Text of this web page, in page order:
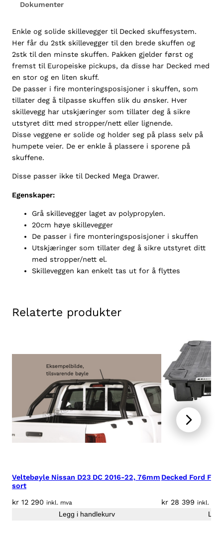
a
e
r
d
i
i
d
e
r
s
,
W
d
/
N
w
t
Dokumenter
Enkle og solide skillevegger til Decked skuffesystem.
Her får du 2stk skillevegger til den brede skuffen og
2stk til den minste skuffen. Pakken gjelder først og
fremst til Europeiske pickups, da disse har Decked med
en stor og en liten skuff.
De passer i fire monteringsposisjoner i skuffen, som
tillater deg å tilpasse skuffen slik du ønsker. Hver
skillevegg har utskjæringer som tillater deg å sikre
utstyret ditt med stropper/nett eller lignende.
Disse veggene er solide og holder seg på plass selv på
humpete veier. De er enkle å plassere i sporene på
skuffene.
Disse passer ikke til Decked Mega Drawer.
Egenskaper:
Grå skillevegger laget av polypropylen.
20cm høye skillevegger
De passer i fire monteringsposisjoner i skuffen
Utskjæringer som tillater deg å sikre utstyret ditt
med stropper/nett el.
Skilleveggen kan enkelt tas ut for å flyttes
Relaterte produkter
Veltebøyle Nissan D23 DC 2016-22, 76mm
sort
kr 12 290 inkl. mva
Legg i handlekurv
Decked Ford F-
kr 28 399 inkl. mva